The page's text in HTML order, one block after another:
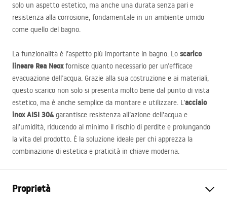
solo un aspetto estetico, ma anche una durata senza pari e
resistenza alla corrosione, fondamentale in un ambiente umido
come quello del bagno.
La funzionalità è l’aspetto più importante in bagno. Lo scarico
lineare Rea Neoxfornisce quanto necessario per un’efficace
evacuazione dell’acqua. Grazie alla sua costruzione e ai materiali,
questo scarico non solo si presenta molto bene dal punto di vista
estetico, ma è anche semplice da montare e utilizzare. L’acciaio
inoxAISI 304garantisce resistenza all’azione dell’acqua e
all’umidità, riducendo al minimo il rischio di perdite e prolungando
la vita del prodotto. È la soluzione ideale per chi apprezza la
combinazione di estetica e praticità in chiave moderna.
Proprietà